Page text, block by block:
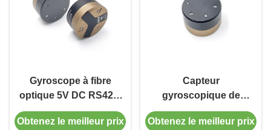
Gyroscope à fibre
optique 5V DC RS422,
capteur inertiel
angulaire à faible
Obtenez le meilleur prix
Capteur
gyroscopique de
brouillard à portée
dynamique élevée
Obtenez le meilleur prix